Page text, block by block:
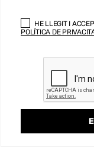
HE LLEGIT I
POLÍTICA DE